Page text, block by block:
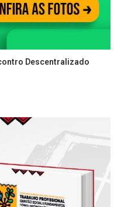
Descentralizado